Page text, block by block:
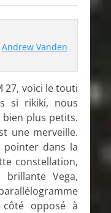
Andrew Vanden
27, voici le touti
si rikiki, nous
plus petits.
une merveille.
pointer dans la
constellation,
Vega,
opposé à